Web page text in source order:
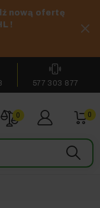
nową ofertę
!
577 303 877
0 0